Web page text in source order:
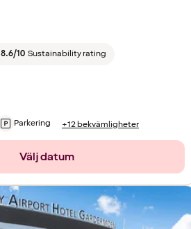
8.6/10 Sustainability rating
Parkering +12 bekvämligheter
Välj datum